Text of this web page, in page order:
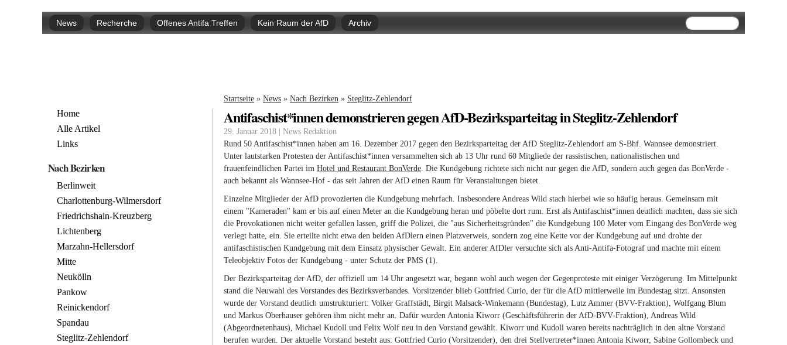
zum
Inhalt
Hauptmenü
News Recherche Offenes Antifa Treffen Kein Raum der AfD Archiv Suchformular
Suche
Sie sind hier
Startseite » News » Nach Bezirken » Steglitz-Zehlendorf
Home
Alle Artikel
Links
Nach Bezirken
Berlinweit
Charlottenburg-Wilmersdorf
Friedrichshain-Kreuzberg
Lichtenberg
Marzahn-Hellersdorf
Mitte
Neukölln
Pankow
Reinickendorf
Spandau
Steglitz-Zehlendorf
Antifaschist*innen demonstrieren gegen AfD-Bezirksparteitag in Steglitz-Zehlendorf
29. Januar 2018 | News Redaktion
Rund 50 Antifaschist*innen haben am 16. Dezember 2017 gegen den Bezirksparteitag der AfD Steglitz-Zehlendorf am S-Bhf. Wannsee demonstriert.
Unter lautstarken Protesten der Antifaschist*innen versammelten sich ab 13 Uhr rund 60 Mitgliede der rassistischen, nationalistischen und
frauenfeindlichen Partei im Hotel und Restaurant BonVerde. Die Kundgebung richtete sich nicht nur gegen die AfD, sondern auch gegen das BonVerde -
auch bekannt als Wannsee-Hof - das seit Jahren der AfD einen Raum für Veranstaltungen bietet.
Einzelne Mitglieder der AfD provozierten die Kundgebung mehrfach. Insbesondere Andreas Wild stach hierbei wie so häufig heraus. Gemeinsam mit
einem "Kameraden" kam er bis auf einen Meter an die Kundgebung heran und pöbelte dort rum. Erst als Antifaschist*innen deutlich machten, dass sie sich
die Provokationen nicht weiter gefallen lassen, griff die Polizei, die "aus Sicherheitsgründen" die Kundgebung 100 Meter vom Eingang des BonVerde weg
verlegt hatte, ein. Sie erteilte nicht etwa den beiden AfDlern einen Platzverweis, sondern zog eine Kette vor der Kundgebung auf und drohte der
antifaschistischen Kundgebung mit dem Einsatz physischer Gewalt. Ein anderer AfDler versuchte sich als Anti-Antifa-Fotograf und machte mit einem
Teleobjektiv Fotos der Kundgebung - unter Schutz der PMS (1).
Der Bezirksparteitag der AfD, der offiziell um 14 Uhr angesetzt war, begann wohl auch wegen der Gegenproteste mit einiger Verzögerung. Im Mittelpunkt
stand die Neuwahl des Vorstandes des Bezirksverbandes. Vorsitzender blieb Gottfried Curio, der für die AfD mittlerweile im Bundestag sitzt. Ansonsten
wurde der Vorstand deutlich umstrukturiert: Volker Graffstädt, Birgit Malsack-Winkemann (Bundestag), Lutz Ammer (BVV-Fraktion), Wolfgang Blum
und Markus Oberhauser gehören ihm nicht mehr an. Dafür wurden Antonia Kiworr (Geschäftsführerin der AfD-BVV-Fraktion), Andreas Wild
(Abgeordnetenhaus), Michael Kudoll und Felix Wolf neu in den Vorstand gewählt. Kiworr und Kudoll waren bereits nachträglich in den altne Vorstand
berufen wurden. Der aktuelle Vorstand besteht aus: Gottfried Curio (Vorsitzender), den drei Stellvertreter*innen Antonia Kiworr, Sabine Gollombeck und